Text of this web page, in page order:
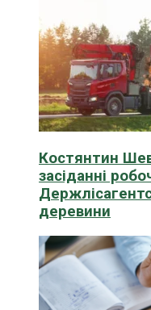
Костянтин
засіданні
деревини